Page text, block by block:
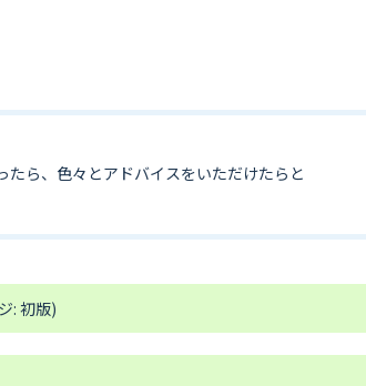
ら、色々とアドバイスをいただけたらと
: 初版)